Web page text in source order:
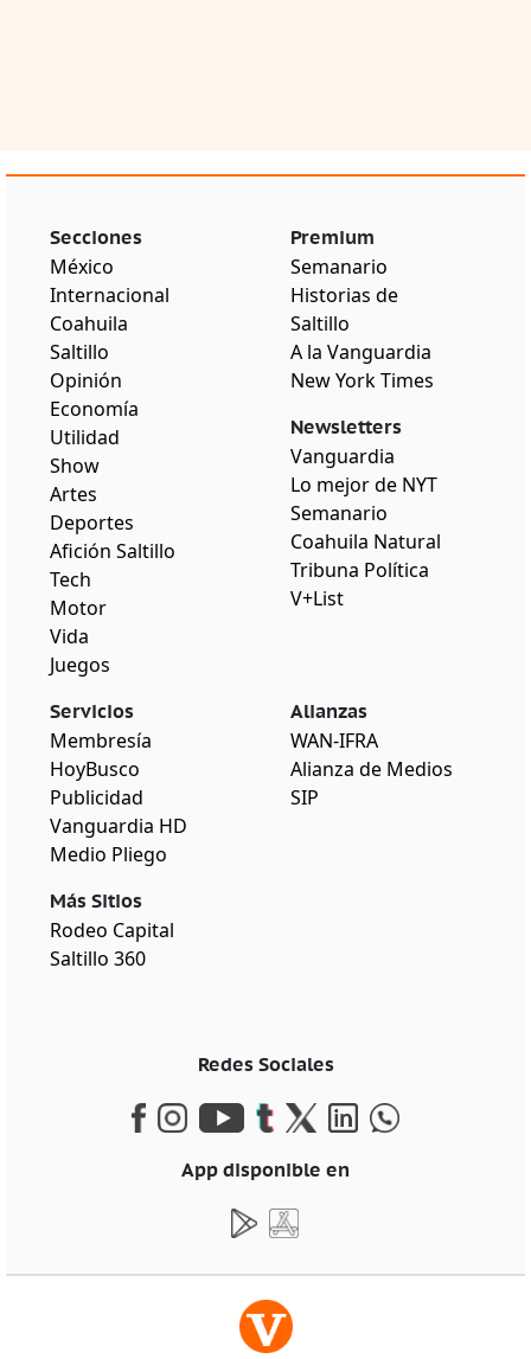
Secciones
México
Internacional
Coahuila
Saltillo
Opinión
Economía
Utilidad
Show
Artes
Deportes
Afición Saltillo
Tech
Motor
Vida
Juegos
Premium
Semanario
Historias de
Saltillo
A la Vanguardia
New York Times
Newsletters
Vanguardia
Lo mejor de NYT
Semanario
Coahuila Natural
Tribuna Política
V+List
Servicios
Membresía
HoyBusco
Publicidad
Vanguardia HD
Medio Pliego
Más Sitios
Rodeo Capital
Saltillo 360
Alianzas
WAN-IFRA
Alianza de Medios
SIP
Redes Sociales
App disponible en